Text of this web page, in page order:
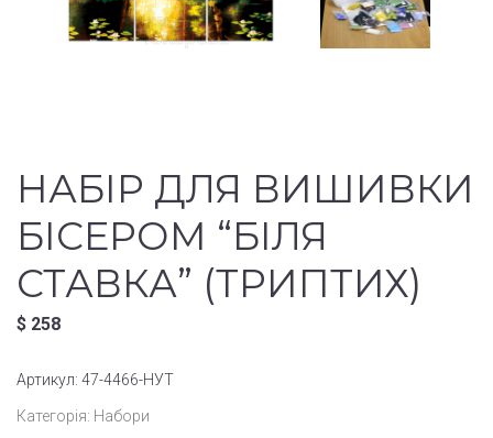
НАБІР ДЛЯ ВИШИВКИ
БІСЕРОМ “БІЛЯ
СТАВКА” (ТРИПТИХ)
$ 258
Артикул: 47-4466-НУТ
Категорія: Набори